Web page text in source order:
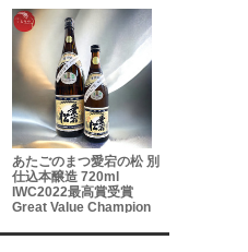
あたごのまつ愛宕の松 別
仕込本醸造 720ml
IWC2022最高賞受賞
Great Value Champion